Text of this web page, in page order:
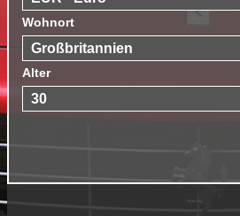
Wohnort
Alter